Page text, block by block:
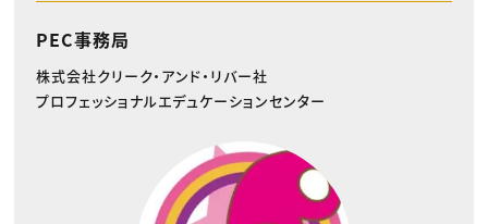
PEC事務局
株式会社クリーク・アンド・リバー社
プロフェッショナルエデュケーションセンター